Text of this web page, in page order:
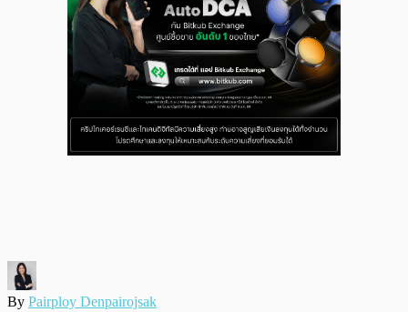
By Pairploy Denpairojsak